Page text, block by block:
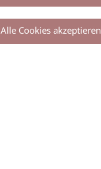
0
Alle Cookies akzeptieren